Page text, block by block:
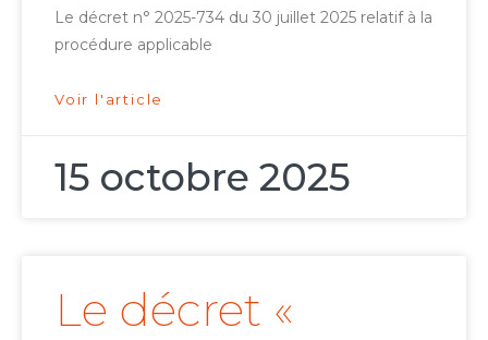
Le décret n° 2025-734 du 30 juillet 2025 relatif à la
procédure applicable
Voir l'article
15 octobre 2025
Le décret «